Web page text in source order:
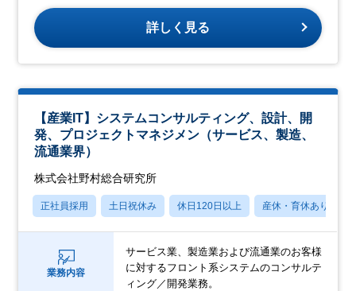
詳しく見る
【産業IT】システムコンサルティング、設計、開
発、プロジェクトマネジメン（サービス、製造、
流通業界）
株式会社野村総合研究所
正社員採用 土日祝休み 休日120日以上 産休・育休あり
業務内容
サービス業、製造業および流通業のお客様
に対するフロント系システムのコンサルテ
ィング／開発業務。